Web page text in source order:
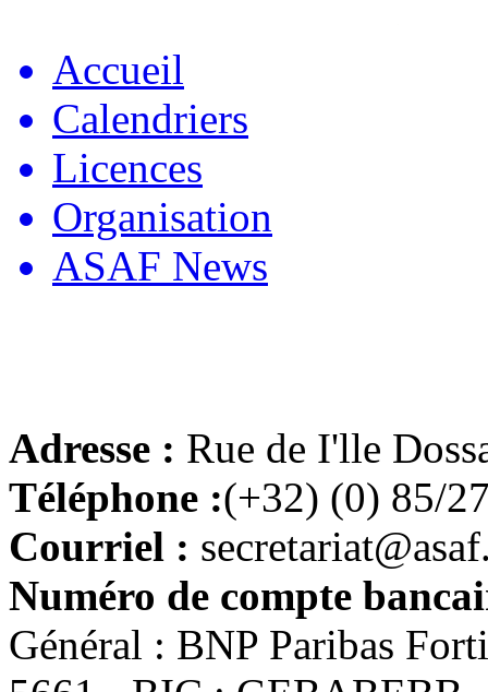
Accueil
Calendriers
Licences
Organisation
ASAF News
Adresse : Rue de I'lle
Téléphone :(+32) (0) 85/
Courriel :
Numéro de compte
Général : BNP Paribas